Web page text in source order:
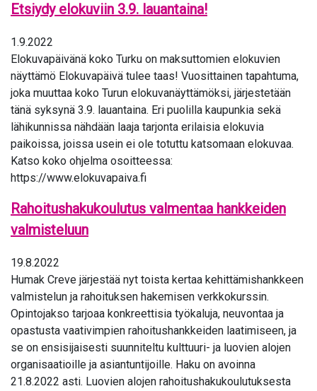
Etsiydy elokuviin 3.9. lauantaina!
1.9.2022
Elokuvapäivänä koko Turku on maksuttomien elokuvien
näyttämö Elokuvapäivä tulee taas! Vuosittainen tapahtuma,
joka muuttaa koko Turun elokuvanäyttämöksi, järjestetään
tänä syksynä 3.9. lauantaina. Eri puolilla kaupunkia sekä
lähikunnissa nähdään laaja tarjonta erilaisia elokuvia
paikoissa, joissa usein ei ole totuttu katsomaan elokuvaa.
Katso koko ohjelma osoitteessa:
https://www.elokuvapaiva.fi
Rahoitushakukoulutus valmentaa hankkeiden
valmisteluun
19.8.2022
Humak Creve järjestää nyt toista kertaa kehittämishankkeen
valmistelun ja rahoituksen hakemisen verkkokurssin.
Opintojakso tarjoaa konkreettisia työkaluja, neuvontaa ja
opastusta vaativimpien rahoitushankkeiden laatimiseen, ja
se on ensisijaisesti suunniteltu kulttuuri- ja luovien alojen
organisaatioille ja asiantuntijoille. Haku on avoinna
21.8.2022 asti. Luovien alojen rahoitushakukoulutuksesta